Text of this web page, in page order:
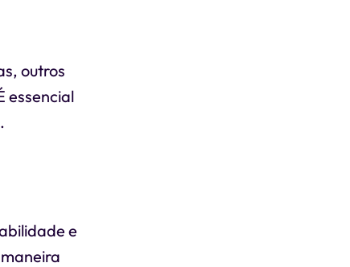
outros
essencial
e